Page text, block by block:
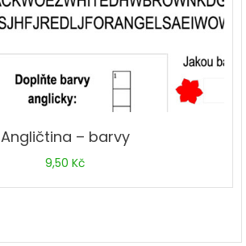
Angličtina – barvy
9,50 Kč